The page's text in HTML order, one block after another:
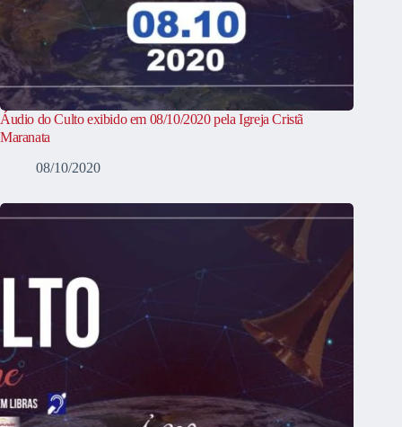
Áudio do Culto exibido em 08/10/2020 pela Igreja Cristã
Maranata
08/10/2020